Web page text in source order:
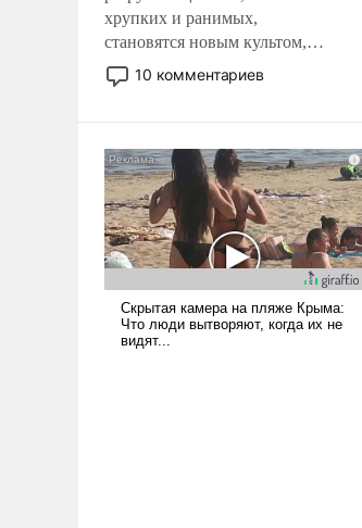
хрупких и ранимых,
становятся новым культом,
постепенно вытесняя и
отменяя традиционное
ударами судьбы, брать на себя
ответственность, помогать
слабым, идти вперед и
адаптироваться.
10 комментариев